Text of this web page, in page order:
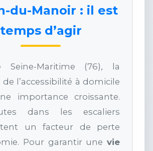
du-Manoir : il est
temps d’agir
Seine-Maritime (76), la
l’accessibilité à domicile
importance croissante.
dans les escaliers
un facteur de perte
Pour garantir une vie